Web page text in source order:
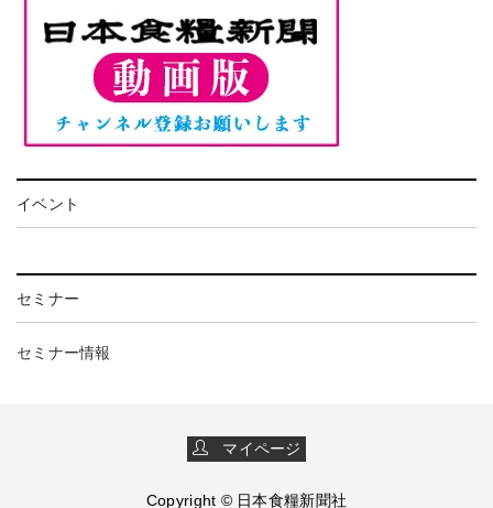
イベント
セミナー
セミナー情報
マイページ
Copyright © 日本食糧新聞社